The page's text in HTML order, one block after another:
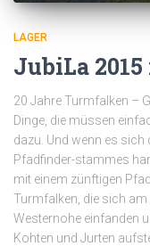
LAGER
JubiLa
20 Jahre Turmfalken –
Dinge, die müssen
dazu. Und wenn es sich
Pfadfinder-stammes
mit einem zünftigen
Turmfalken, die sich am
Westernohe einfanden
Kohten und Jurten